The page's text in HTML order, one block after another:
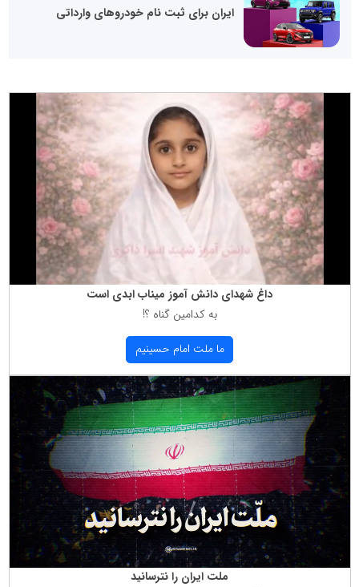
ایران برای ثبت نام خودروهای وارداتی
داغ شهدای دانش آموز میناب ابدی است
به كدامین گناه ؟!
ما ملت امام حسینیم
ملت ایران را نترسانید